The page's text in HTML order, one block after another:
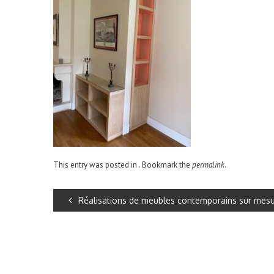
This entry was posted in . Bookmark the permalink.
Réalisations de meubles contemporains sur